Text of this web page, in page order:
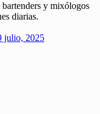
y mixólogos
diarias.
julio, 2025